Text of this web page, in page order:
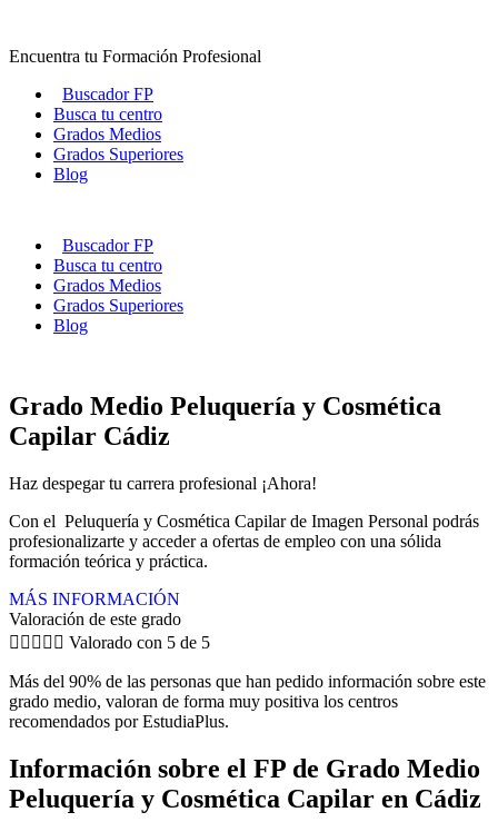
contenido
Encuentra tu Formación Profesional
Buscador FP
Busca tu centro
Grados Medios
Grados Superiores
Blog
Buscador FP
Busca tu centro
Grados Medios
Grados Superiores
Blog
Grado Medio Peluquería y Cosmética
Capilar Cádiz
Haz despegar tu carrera profesional ¡Ahora!
Con el Peluquería y Cosmética Capilar de Imagen Personal podrás
profesionalizarte y acceder a ofertas de empleo con una sólida
formación teórica y práctica.
MÁS INFORMACIÓN
Valoración de este grado
     Valorado con 5 de 5
Más del 90% de las personas que han pedido información sobre este
grado medio, valoran de forma muy positiva los centros
recomendados por EstudiaPlus.
Información sobre el FP de Grado Medio
Peluquería y Cosmética Capilar en Cádiz